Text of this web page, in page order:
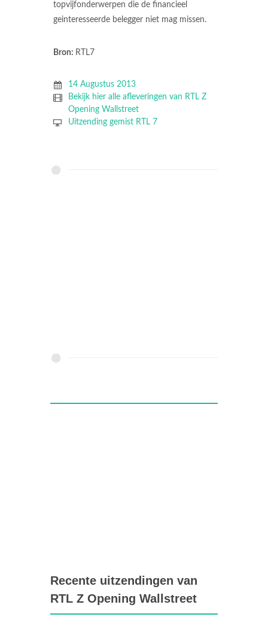
topvijfonderwerpen die de financieel
geinteresseerde belegger niet mag missen.
Bron: RTL7
14 Augustus 2013
Bekijk hier alle afleveringen van RTL Z
Opening Wallstreet
Uitzending gemist RTL 7
Recente uitzendingen van
RTL Z Opening Wallstreet